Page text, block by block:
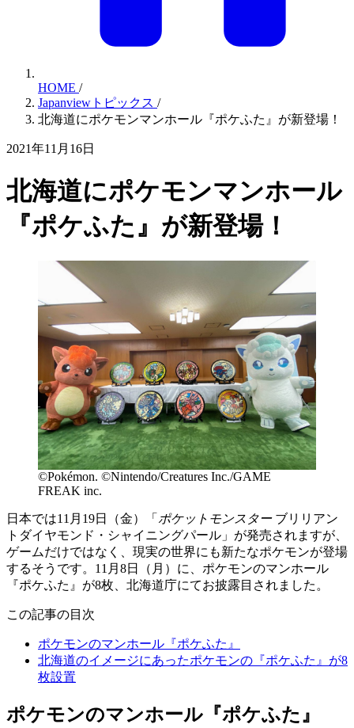
HOME /
Japanviewトピックス /
北海道にポケモンマンホール『ポケふた』が新登場！
2021年11月16日
北海道にポケモンマンホール
『ポケふた』が新登場！
©Pokémon. ©Nintendo/Creatures Inc./GAME
FREAK inc.
日本では11月19日（金）「 ポケットモンスターブリリアン
トダイヤモンド・シャイニングパール」が発売されますが、
ゲームだけではなく、現実の世界にも新たなポケモンが登場
するそうです。11月8日（月）に、ポケモンのマンホール
『ポケふた』が8枚、北海道庁にてお披露目されました。
この記事の目次
ポケモンのマンホール『ポケふた』
北海道のイメージにあったポケモンの『ポケふた』が8
枚設置
ポケモンのマンホール『ポケふた』